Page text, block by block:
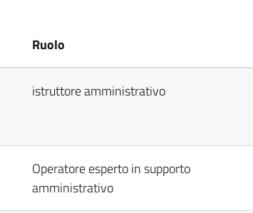
Ruolo
istruttore amministrativo
Operatore esperto in supporto
amministrativo